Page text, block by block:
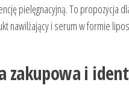
pielęgnacyjną. To propozycja
nawilżający i serum w formie
zakupowa i